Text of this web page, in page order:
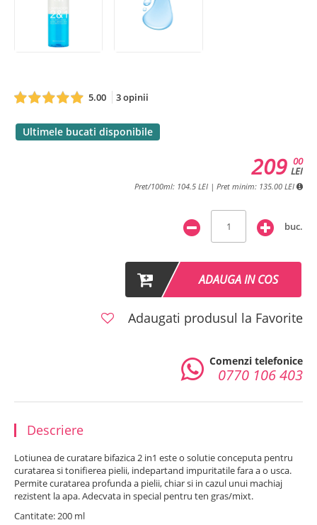
5.00 3 opinii
Ultimele bucati disponibile
00
LEI
209
Pret/100ml: 104.5 LEI | Pret minim: 135.00 LEI
buc.
ADAUGA IN COS
Adaugati produsul la Favorite
Comenzi telefonice
0770 106 403
Descriere
Lotiunea de curatare bifazica 2 in1 este o solutie conceputa pentru
curatarea si tonifierea pielii, indepartand impuritatile fara a o usca.
Permite curatarea profunda a pielii, chiar si in cazul unui machiaj
rezistent la apa. Adecvata in special pentru ten gras/mixt.
Cantitate: 200 ml